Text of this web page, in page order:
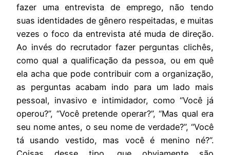
fazer uma entrevista de emprego, não tendo
suas identidades de gênero respeitadas, e muitas
vezes o foco da entrevista até muda de direção.
Ao invés do recrutador fazer perguntas clichês,
como qual a qualificação da pessoa, ou em quê
ela acha que pode contribuir com a organização,
as perguntas acabam indo para um lado mais
pessoal, invasivo e intimidador, como “Você já
operou?”, “Você pretende operar?”, “Mas qual era
seu nome antes, o seu nome de verdade?”, “Você
tá usando vestido, mas você é menino né?”.